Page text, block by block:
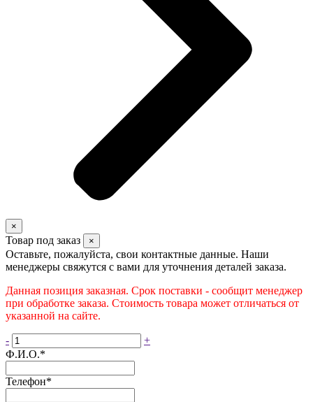
×
Товар под заказ ×
Оставьте, пожалуйста, свои контактные данные. Наши
менеджеры свяжутся с вами для уточнения деталей заказа.
Данная позиция заказная. Срок поставки - сообщит менеджер
при обработке заказа. Стоимость товара может отличаться от
указанной на сайте.
-
+
Ф.И.О.*
Телефон*